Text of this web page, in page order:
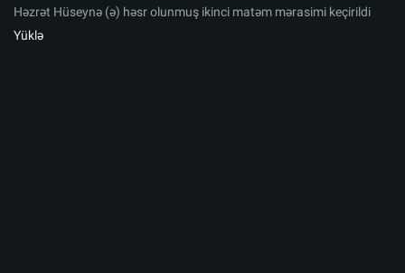
Həzrət Hüseynə (ə) həsr olunmuş ikinci matəm mərasimi keçirildi
Yüklə